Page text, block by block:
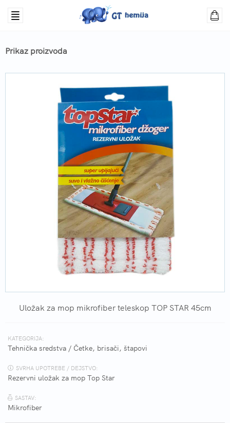
Prikaz proizvoda
Uložak za mop mikrofiber teleskop TOP STAR 45cm
KATEGORIJA:
Tehnička sredstva / Četke, brisači, štapovi
SVRHA UPOTREBE / DEJSTVO:
Rezervni uložak za mop Top Star
SASTAV:
Mikrofiber